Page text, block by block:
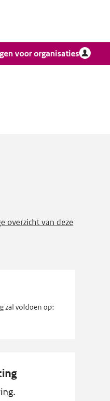
voor organisaties
overzicht van deze
zal voldoen op: